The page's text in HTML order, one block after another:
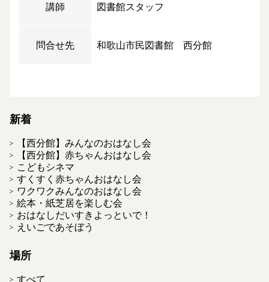
講師 図書館スタッフ
問合せ先 和歌山市民図書館 西分館
新着
【西分館】みんなのおはなし会
【西分館】赤ちゃんおはなし会
こどもシネマ
すくすく赤ちゃんおはなし会
ワクワクみんなのおはなし会
絵本・紙芝居を楽しむ会
おはなしだいすきよっといで！
えいごであそぼう
場所
すべて